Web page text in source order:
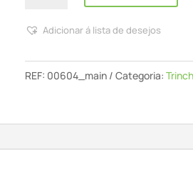
-
Junior
Adicionar á lista de desejos
REF: 00604_main Categoria: